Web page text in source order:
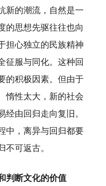
新的潮流，自然是一
的思想先驱往往也向
担心独立的民族精神
征服与同化。这种回
的积极因素。但由于
惰性太大，新的社会
由回归走向复旧。
中，离异与回归都要
可返古。
判断文化的价值